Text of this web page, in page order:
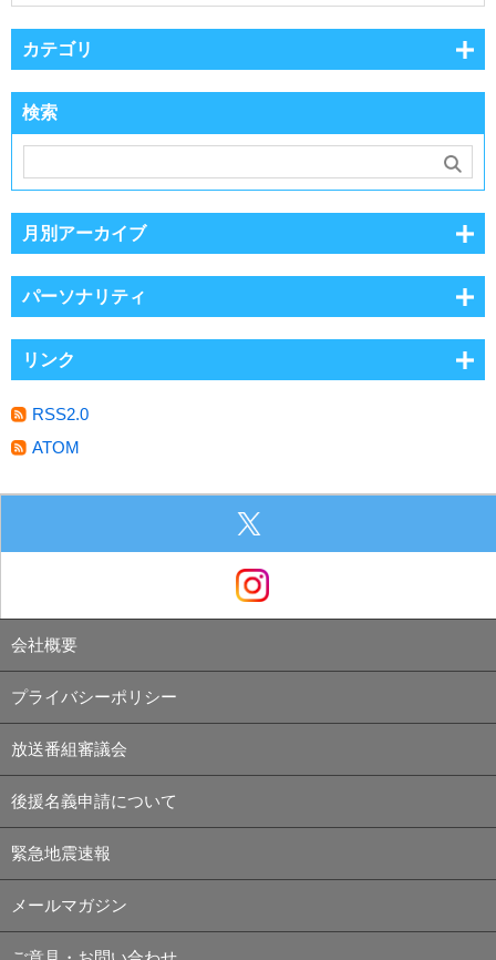
カテゴリ
検索
月別アーカイブ
パーソナリティ
リンク
RSS2.0
ATOM
会社概要
プライバシーポリシー
放送番組審議会
後援名義申請について
緊急地震速報
メールマガジン